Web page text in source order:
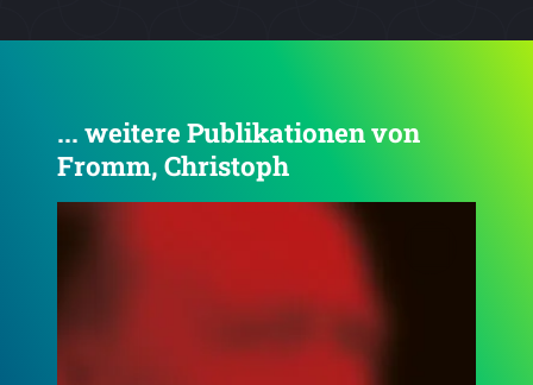
... weitere Publikationen von
Fromm, Christoph